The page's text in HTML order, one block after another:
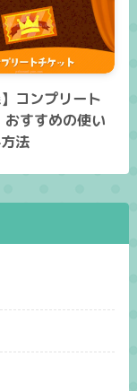
】コンプリート
おすすめの使い
法